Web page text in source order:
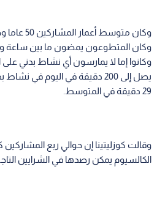
وكان
وكانوا إما لا يمارسون أي نشاط بدني
يصل إلى 200 دقيقة في اليوم في
29 دقيقة في المتوسط.
وقالت كوزليتينا إن حوالي ربع
الكالسيوم يمكن رصدها في الشرايين